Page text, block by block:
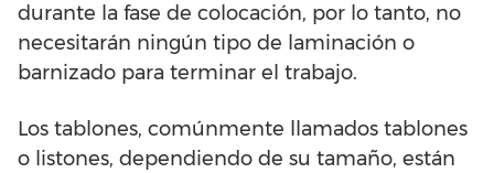
durante la fase de colocación, por lo tanto, no
necesitarán ningún tipo de laminación o
barnizado para terminar el trabajo.
Los tablones, comúnmente llamados tablones
o listones, dependiendo de su tamaño, están